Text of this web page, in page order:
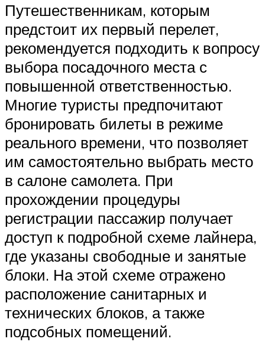
Путешественникам, которым
предстоит их первый перелет,
рекомендуется подходить к вопросу
выбора посадочного места с
повышенной ответственностью.
Многие туристы предпочитают
бронировать билеты в режиме
реального времени, что позволяет
им самостоятельно выбрать место
в салоне самолета. При
прохождении процедуры
регистрации пассажир получает
доступ к подробной схеме лайнера,
где указаны свободные и занятые
блоки. На этой схеме отражено
расположение санитарных и
технических блоков, а также
подсобных помещений.